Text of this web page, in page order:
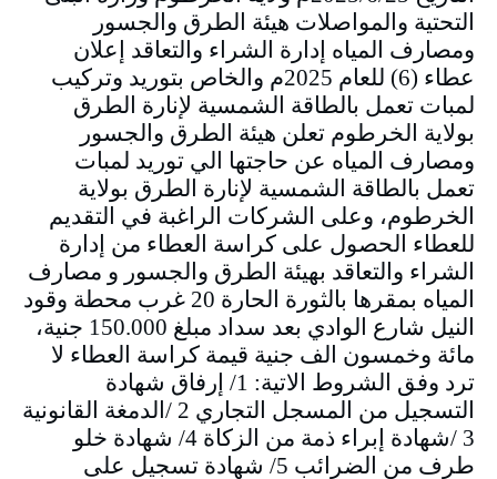
التحتية والمواصلات هيئة الطرق والجسور
ومصارف المياه إدارة الشراء والتعاقد إعلان
عطاء (6) للعام 2025م والخاص بتوريد وتركيب
لمبات تعمل بالطاقة الشمسية لإنارة الطرق
بولاية الخرطوم تعلن هيئة الطرق والجسور
ومصارف المياه عن حاجتها الي توريد لمبات
تعمل بالطاقة الشمسية لإنارة الطرق بولاية
الخرطوم، وعلى الشركات الراغبة في التقديم
للعطاء الحصول على كراسة العطاء من إدارة
الشراء والتعاقد بهيئة الطرق والجسور و مصارف
المياه بمقرها بالثورة الحارة 20 غرب محطة وقود
النيل شارع الوادي بعد سداد مبلغ 150.000 جنية،
مائة وخمسون الف جنية قيمة كراسة العطاء لا
ترد وفق الشروط الاتية: 1/ إرفاق شهادة
التسجيل من المسجل التجاري 2 /الدمغة القانونية
3 /شهادة إبراء ذمة من الزكاة 4/ شهادة خلو
طرف من الضرائب 5/ شهادة تسجيل على